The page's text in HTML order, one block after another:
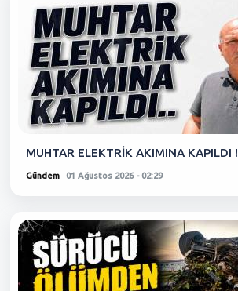
MUHTAR ELEKTRİK AKIMINA KAPILDI !
Gündem 01 Ağustos 2026 - 02:29